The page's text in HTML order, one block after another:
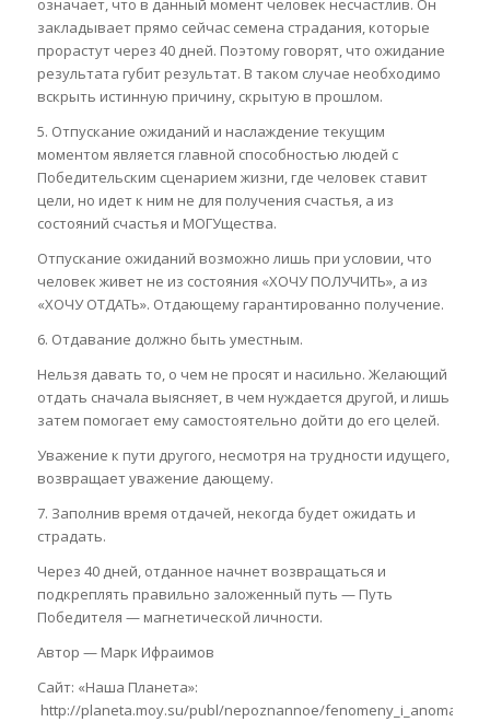
означает, что в данный момент человек несчастлив. Он
закладывает прямо сейчас семена страдания, которые
прорастут через 40 дней. Поэтому говорят, что ожидание
результата губит результат. В таком случае необходимо
вскрыть истинную причину, скрытую в прошлом.
5. Отпускание ожиданий и наслаждение текущим
моментом является главной способностью людей с
Победительским сценарием жизни, где человек ставит
цели, но идет к ним не для получения счастья, а из
состояний счастья и МОГУщества.
Отпускание ожиданий возможно лишь при условии, что
человек живет не из состояния «ХОЧУ ПОЛУЧИТЬ», а из
«ХОЧУ ОТДАТЬ». Отдающему гарантированно получение.
6. Отдавание должно быть уместным.
Нельзя давать то, о чем не просят и насильно. Желающий
отдать сначала выясняет, в чем нуждается другой, и лишь
затем помогает ему самостоятельно дойти до его целей.
Уважение к пути другого, несмотря на трудности идущего,
возвращает уважение дающему.
7. Заполнив время отдачей, некогда будет ожидать и
страдать.
Через 40 дней, отданное начнет возвращаться и
подкреплять правильно заложенный путь — Путь
Победителя — магнетической личности.
Автор — Марк Ифраимов
Сайт: «Наша Планета»:
http://planeta.moy.su/publ/nepoznannoe/fenomeny_i_anomalii/